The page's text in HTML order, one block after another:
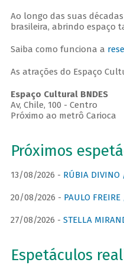
Ao longo das suas
brasileira, abrindo
Saiba como funciona a
As atrações do Espaço
Espaço Cultural BNDES
Av, Chile, 100 - Centro
Próximo ao metrô Carioca
Próximos
13/08/2026 - RÚBIA
20/08/2026 - PAULO
27/08/2026 - STELLA
Espetáculos